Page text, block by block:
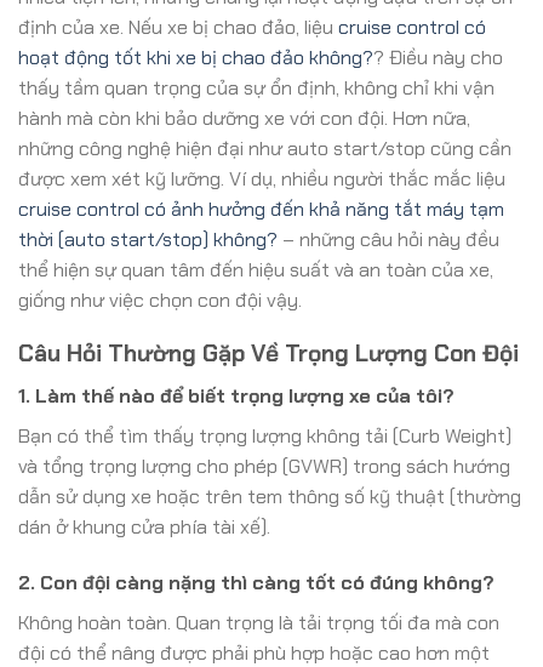
định của xe. Nếu xe bị chao đảo, liệu cruise control có
hoạt động tốt khi xe bị chao đảo không?? Điều này cho
thấy tầm quan trọng của sự ổn định, không chỉ khi vận
hành mà còn khi bảo dưỡng xe với con đội. Hơn nữa,
những công nghệ hiện đại như auto start/stop cũng cần
được xem xét kỹ lưỡng. Ví dụ, nhiều người thắc mắc liệu
cruise control có ảnh hưởng đến khả năng tắt máy tạm
thời (auto start/stop) không? – những câu hỏi này đều
thể hiện sự quan tâm đến hiệu suất và an toàn của xe,
giống như việc chọn con đội vậy.
Câu Hỏi Thường Gặp Về Trọng Lượng Con Đội
1. Làm thế nào để biết trọng lượng xe của tôi?
Bạn có thể tìm thấy trọng lượng không tải (Curb Weight)
và tổng trọng lượng cho phép (GVWR) trong sách hướng
dẫn sử dụng xe hoặc trên tem thông số kỹ thuật (thường
dán ở khung cửa phía tài xế).
2. Con đội càng nặng thì càng tốt có đúng không?
Không hoàn toàn. Quan trọng là tải trọng tối đa mà con
đội có thể nâng được phải phù hợp hoặc cao hơn một